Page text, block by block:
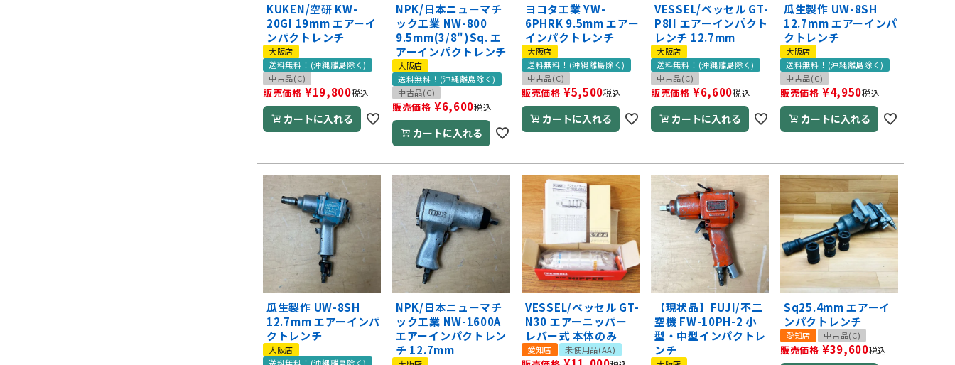
KUKEN/空研 KW-
20GI 19mm エアーイ
ンパクトレンチ
大阪店
送料無料！(沖縄離島除く)
中古品(C)
販売価格 ¥19,800税込
カートに入れる
NPK/日本ニューマチ
ック工業 NW-800
9.5mm(3/8")Sq. エ
アーインパクトレンチ
大阪店
送料無料！(沖縄離島除く)
中古品(C)
販売価格 ¥6,600税込
カートに入れる
ヨコタ工業 YW-
6PHRK 9.5mm エアー
インパクトレンチ
大阪店
送料無料！(沖縄離島除く)
中古品(C)
販売価格 ¥5,500税込
カートに入れる
VESSEL/ベッセル GT-
P8II エアーインパクト
レンチ 12.7mm
大阪店
送料無料！(沖縄離島除く)
中古品(C)
販売価格 ¥6,600税込
カートに入れる
瓜生製作 UW-8SH
12.7mm エアーインパ
クトレンチ
大阪店
送料無料！(沖縄離島除く)
中古品(C)
販売価格 ¥4,950税込
カートに入れる
瓜生製作 UW-8SH
12.7mm エアーインパ
クトレンチ
大阪店
送料無料！(沖縄離島除く)
NPK/日本ニューマチ
ック工業 NW-1600A
エアーインパクトレン
チ 12.7mm
VESSEL/ベッセル GT-
N30 エアーニッパー
レバー式 本体のみ
愛知店 未使用品(AA)
【現状品】FUJI/不二
空機 FW-10PH-2 小
型・中型インパクトレ
ンチ
Sq25.4mm エアーイ
ンパクトレンチ
愛知店 中古品(C)
販売価格 ¥39,600税込